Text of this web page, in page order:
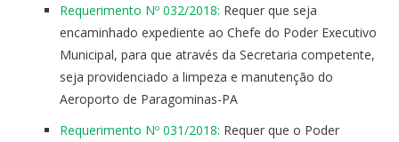
Requerimento Nº 032/2018: Requer que seja
encaminhado expediente ao Chefe do Poder Executivo
Municipal, para que através da Secretaria competente,
seja providenciado a limpeza e manutenção do
Aeroporto de Paragominas-PA
Requerimento Nº 031/2018: Requer que o Poder